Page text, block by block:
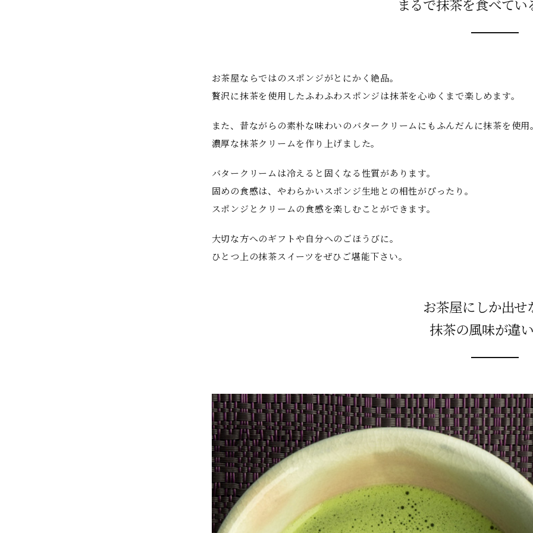
まるで抹茶を食べてい
お茶屋ならではのスポンジがとにかく絶品。
贅沢に抹茶を使用したふわふわスポンジは抹茶を心ゆくまで楽しめます。
また、昔ながらの素朴な味わいのバタークリームにもふんだんに抹茶を使用。
濃厚な抹茶クリームを作り上げました。
バタークリームは冷えると固くなる性質があります。
固めの食感は、やわらかいスポンジ生地との相性がぴったり。
スポンジとクリームの食感を楽しむことができます。
大切な方へのギフトや自分へのごほうびに。
ひとつ上の抹茶スイーツをぜひご堪能下さい。
お茶屋にしか出せ
抹茶の風味が違